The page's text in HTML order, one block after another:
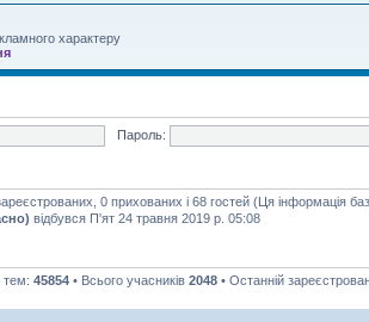
характеру
Пароль:
0 прихованих і 68 гостей (Ця інформація
відбувся П'ят 24 травня 2019 р. 05:08
тем: 45854 • Всього учасників 2048 • Останній